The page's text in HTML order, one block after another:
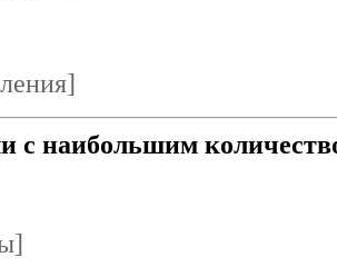
с наибольшим